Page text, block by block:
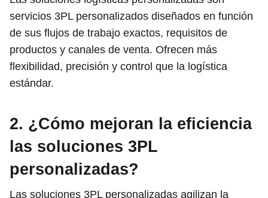
servicios 3PL personalizados diseñados en función
de sus flujos de trabajo exactos, requisitos de
productos y canales de venta. Ofrecen más
flexibilidad, precisión y control que la logística
estándar.
2. ¿Cómo mejoran la eficiencia
las soluciones 3PL
personalizadas?
Las soluciones 3PL personalizadas agilizan la